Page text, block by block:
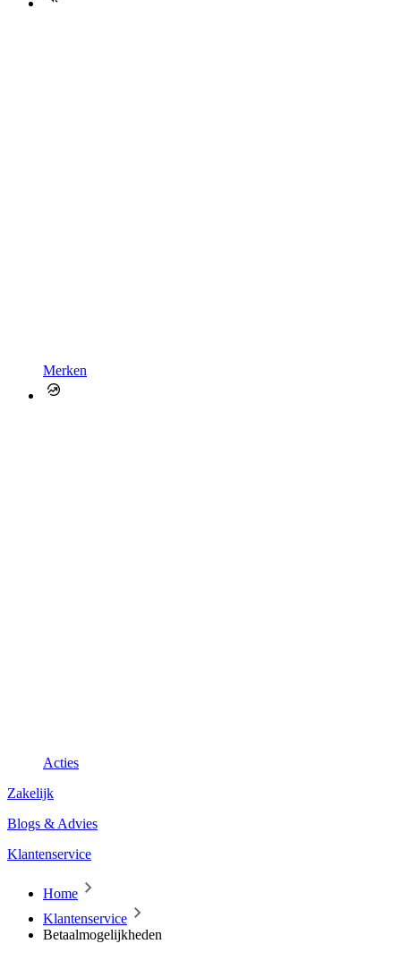
Merken
Acties
Zakelijk
Blogs & Advies
Klantenservice
Home
Klantenservice
Betaalmogelijkheden